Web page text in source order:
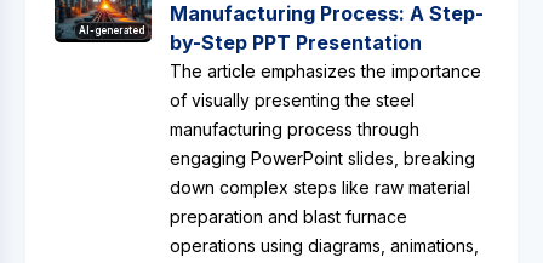
AI-generated
Manufacturing Process: A Step-
by-Step PPT Presentation
The article emphasizes the importance
of visually presenting the steel
manufacturing process through
engaging PowerPoint slides, breaking
down complex steps like raw material
preparation and blast furnace
operations using diagrams, animations,